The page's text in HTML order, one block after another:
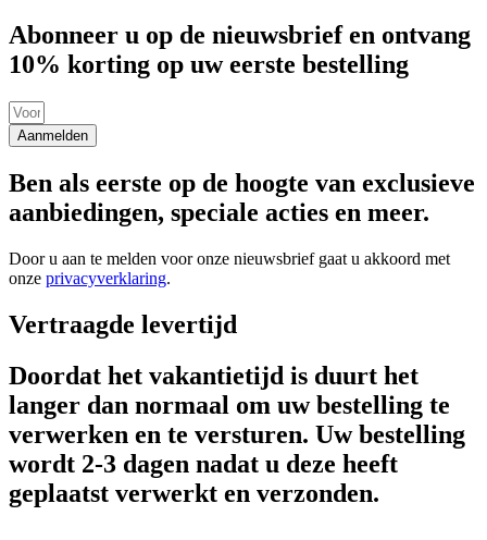
Abonneer u op de nieuwsbrief en ontvang
10% korting op uw eerste bestelling
Aanmelden
Ben als eerste op de hoogte van exclusieve
aanbiedingen, speciale acties en meer.
Door u aan te melden voor onze nieuwsbrief gaat u akkoord met
onze privacyverklaring.
Vertraagde levertijd
Doordat het vakantietijd is duurt het
langer dan normaal om uw bestelling te
verwerken en te versturen. Uw bestelling
wordt 2-3 dagen nadat u deze heeft
geplaatst verwerkt en verzonden.